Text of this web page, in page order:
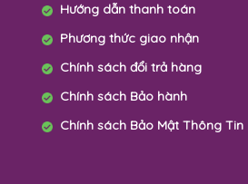
Hướng dẫn thanh toán
Phương thức giao nhận
Chính sách đổi trả hàng
Chính sách Bảo hành
Chính sách Bảo Mật Thông Tin